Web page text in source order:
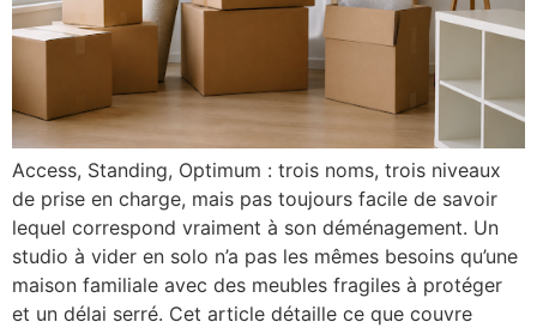
Access, Standing, Optimum : trois noms, trois niveaux
de prise en charge, mais pas toujours facile de savoir
lequel correspond vraiment à son déménagement. Un
studio à vider en solo n’a pas les mêmes besoins qu’une
maison familiale avec des meubles fragiles à protéger
et un délai serré. Cet article détaille ce que couvre